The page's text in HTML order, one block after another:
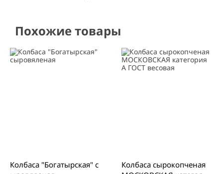
Похожие товары
Колбаса "Богатырская" с
Колбаса сырокопченая